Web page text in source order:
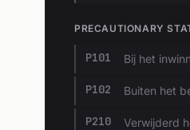
PRECAUTIONARY
P101 Bij het
P102 Buiten het
P210
Verwijderd